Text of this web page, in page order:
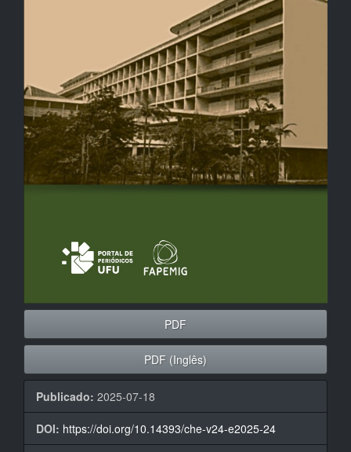
PDF
PDF (Inglês)
Publicado: 2025-07-18
DOI: https://doi.org/10.14393/che-v24-e2025-24